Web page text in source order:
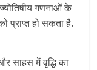
गणनाओं के
प्राप्त हो सकता है.
साहस में वृद्धि का